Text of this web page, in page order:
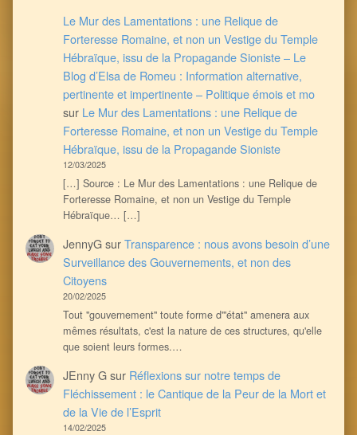
Le Mur des Lamentations : une Relique de
Forteresse Romaine, et non un Vestige du Temple
Hébraïque, issu de la Propagande Sioniste – Le
Blog d’Elsa de Romeu : Information alternative,
pertinente et impertinente – Politique émois et mo
sur Le Mur des Lamentations : une Relique de
Forteresse Romaine, et non un Vestige du Temple
Hébraïque, issu de la Propagande Sioniste
12/03/2025
[…] Source : Le Mur des Lamentations : une Relique de
Forteresse Romaine, et non un Vestige du Temple
Hébraïque… […]
JennyGsurTransparence : nous avons besoin d’une
Surveillance des Gouvernements, et non des
Citoyens
20/02/2025
Tout ''gouvernement'' toute forme d'''état'' amenera aux
mêmes résultats, c'est la nature de ces structures, qu'elle
que soient leurs formes.…
JEnny Gsur Réflexions sur notre temps de
Fléchissement : le Cantique de la Peur de la Mort et
de la Vie de l’Esprit
14/02/2025